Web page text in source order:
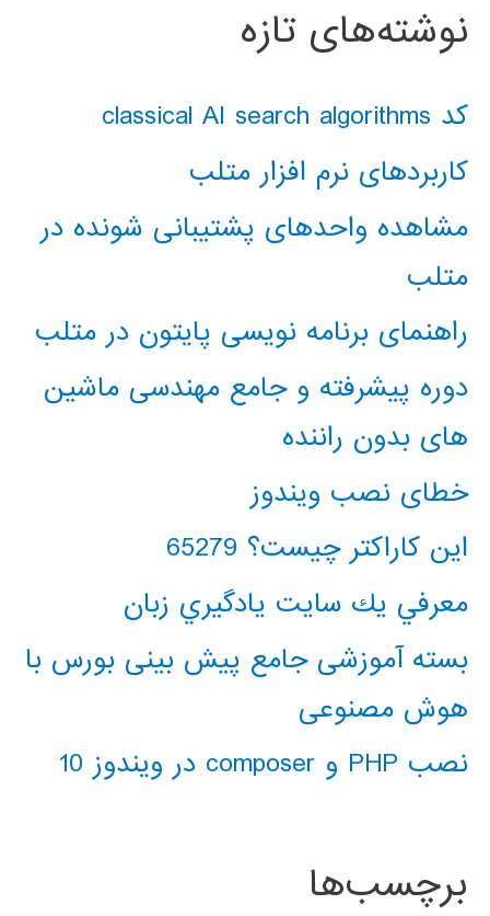
نوشته‌های تازه
کد classical AI search algorithms
کاربردهای نرم افزار متلب
مشاهده واحدهای پشتیبانی شونده در
متلب
راهنمای برنامه نویسی پایتون در متلب
دوره پیشرفته و جامع مهندسی ماشین
های بدون راننده
خطای نصب ویندوز
این کاراکتر چیست؟ 65279
معرفي يك سايت يادگيري زبان
بسته آموزشی جامع پیش بینی بورس با
هوش مصنوعی
نصب PHP و composer در ویندوز 10
برچسب‌ها